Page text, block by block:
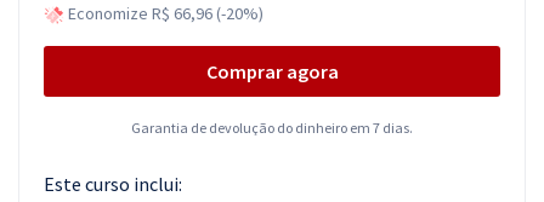
Economize R$ 66,96 (-20%)
Comprar agora
Garantia de devolução do dinheiro em 7 dias.
Este curso inclui: